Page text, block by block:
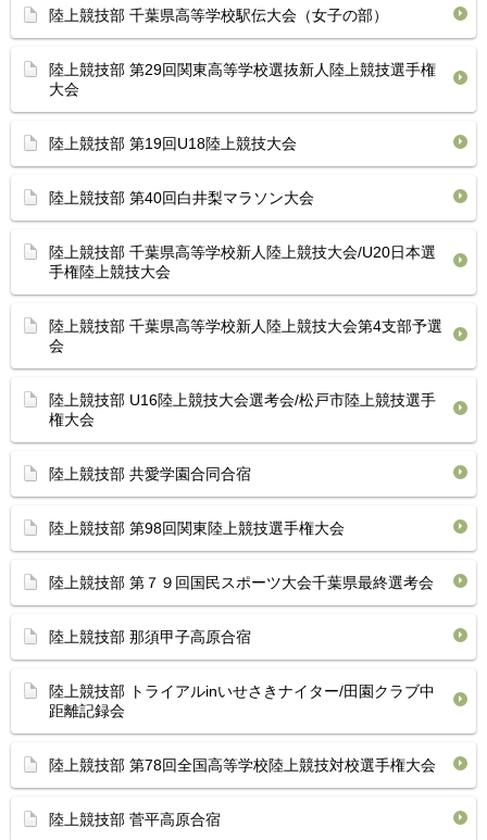
陸上競技部 千葉県高等学校駅伝大会（女子の部）
陸上競技部 第29回関東高等学校選抜新人陸上競技選手権
大会
陸上競技部 第19回U18陸上競技大会
陸上競技部 第40回白井梨マラソン大会
陸上競技部 千葉県高等学校新人陸上競技大会/U20日本選
手権陸上競技大会
陸上競技部 千葉県高等学校新人陸上競技大会第4支部予選
会
陸上競技部 U16陸上競技大会選考会/松戸市陸上競技選手
権大会
陸上競技部 共愛学園合同合宿
陸上競技部 第98回関東陸上競技選手権大会
陸上競技部 第７９回国民スポーツ大会千葉県最終選考会
陸上競技部 那須甲子高原合宿
陸上競技部 トライアルinいせさきナイター/田園クラブ中
距離記録会
陸上競技部 第78回全国高等学校陸上競技対校選手権大会
陸上競技部 菅平高原合宿